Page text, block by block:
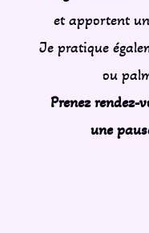
et apportent
Je pratique
ou
Prenez
une